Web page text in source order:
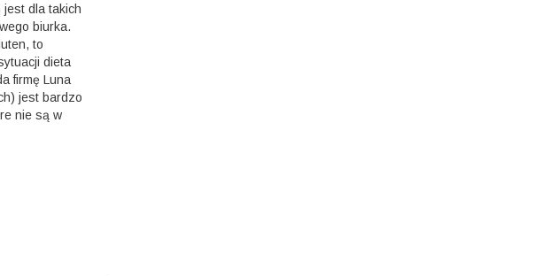
jest dla takich
biurka.
to
dieta
firmę Luna
jest bardzo
nie są w